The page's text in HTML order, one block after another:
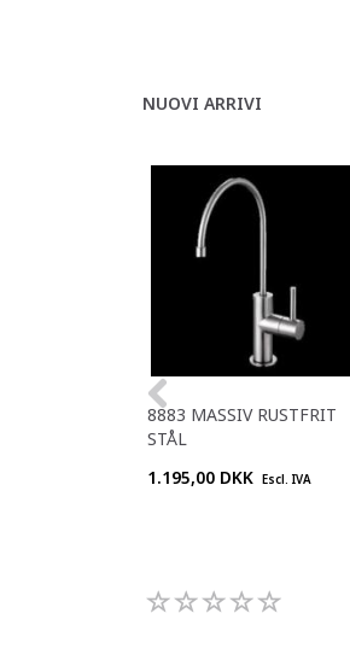
NUOVI ARRIVI
8883 MASSIV RUSTFRIT
STÅL
1.195,00 DKK
Escl. IVA